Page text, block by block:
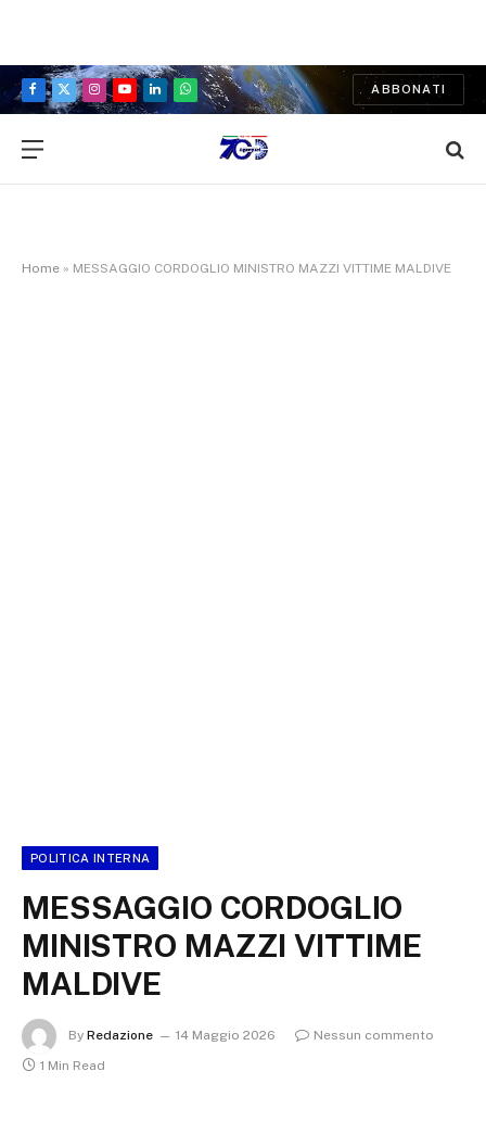
Facebook
X
Instagram
YouTubeLinkedInWhatsApp
ABBONATI
Home » MESSAGGIO CORDOGLIO MINISTRO MAZZI VITTIME MALDIVE
POLITICA INTERNA
MESSAGGIO CORDOGLIO
MINISTRO MAZZI VITTIME
MALDIVE
By Redazione 14 Maggio 2026
Nessun commento
1 Min Read